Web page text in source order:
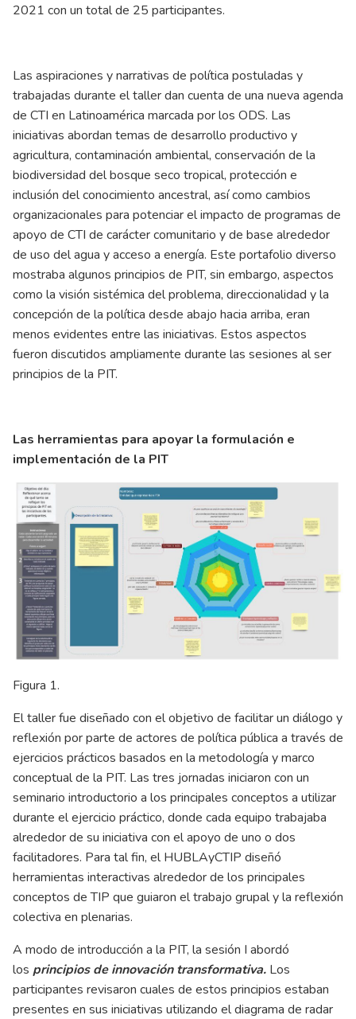
2021 con un total de 25 participantes.
Las aspiraciones y narrativas de política postuladas y
trabajadas durante el taller dan cuenta de una nueva agenda
de CTI en Latinoamérica marcada por los ODS. Las
iniciativas abordan temas de desarrollo productivo y
agricultura, contaminación ambiental, conservación de la
biodiversidad del bosque seco tropical, protección e
inclusión del conocimiento ancestral, así como cambios
organizacionales para potenciar el impacto de programas de
apoyo de CTI de carácter comunitario y de base alrededor
de uso del agua y acceso a energía. Este portafolio diverso
mostraba algunos principios de PIT, sin embargo, aspectos
como la visión sistémica del problema, direccionalidad y la
concepción de la política desde abajo hacia arriba, eran
menos evidentes entre las iniciativas. Estos aspectos
fueron discutidos ampliamente durante las sesiones al ser
principios de la PIT.
Las herramientas para apoyar la formulación e
implementación de la PIT
Figura 1.
El taller fue diseñado con el objetivo de facilitar un diálogo y
reflexión por parte de actores de política pública a través de
ejercicios prácticos basados en la metodología y marco
conceptual de la PIT. Las tres jornadas iniciaron con un
seminario introductorio a los principales conceptos a utilizar
durante el ejercicio práctico, donde cada equipo trabajaba
alrededor de su iniciativa con el apoyo de uno o dos
facilitadores. Para tal fin, el HUBLAyCTIP diseñó
herramientas interactivas alrededor de los principales
conceptos de TIP que guiaron el trabajo grupal y la reflexión
colectiva en plenarias.
A modo de introducción a la PIT, la sesión I abordó
los principios de innovación transformativa. Los
participantes revisaron cuales de estos principios estaban
presentes en sus iniciativas utilizando el diagrama de radar